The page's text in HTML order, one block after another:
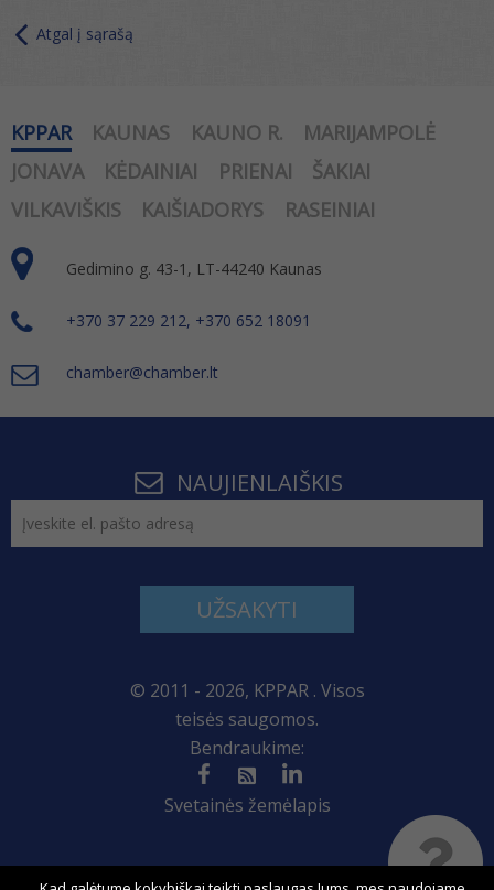
Atgal į sąrašą
KPPAR KAUNAS KAUNO R.
MARIJAMPOLĖ
JONAVA
KĖDAINIAI PRIENAI
ŠAKIAI
VILKAVIŠKIS
KAIŠIADORYS RASEINIAI
Gedimino g. 43-1, LT-44240 Kaunas
+370 37 229 212, +370 652 18091
chamber@chamber.lt
NAUJIENLAIŠKIS
UŽSAKYTI
© 2011 - 2026, KPPAR . Visos
teisės saugomos.
Bendraukime:
Svetainės žemėlapis